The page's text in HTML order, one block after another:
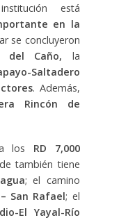
está
en la
se concluyeron
del Caño, la
Saltadero
. Además,
Rincón de
los RD 7,000
también tiene
; el camino
San Rafael; el
El Yayal-Río